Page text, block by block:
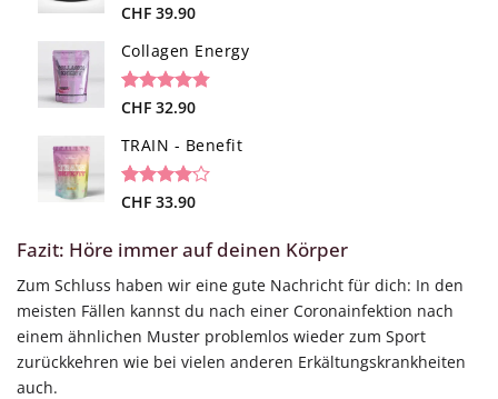
Bewertet
von 5,
basierend
auf
96
Kundenbewertungen
CHF39.90
Collagen Energy
Bewertet
von 5,
auf
22
Kundenbewertungen
CHF32.90
TRAIN - Benefit
Bewertet
basierend
13
Kundenbewertungen
CHF33.90
Fazit: Höre immer auf deinen Körper
Zum Schluss haben wir eine gute Nachricht für dich: In den
meisten Fällen kannst du nach einer Coronainfektion nach
einem ähnlichen Muster problemlos wieder zum Sport
zurückkehren wie bei vielen anderen Erkältungskrankheiten
auch.